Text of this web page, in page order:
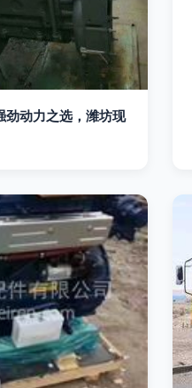
动力之选，潍坊现